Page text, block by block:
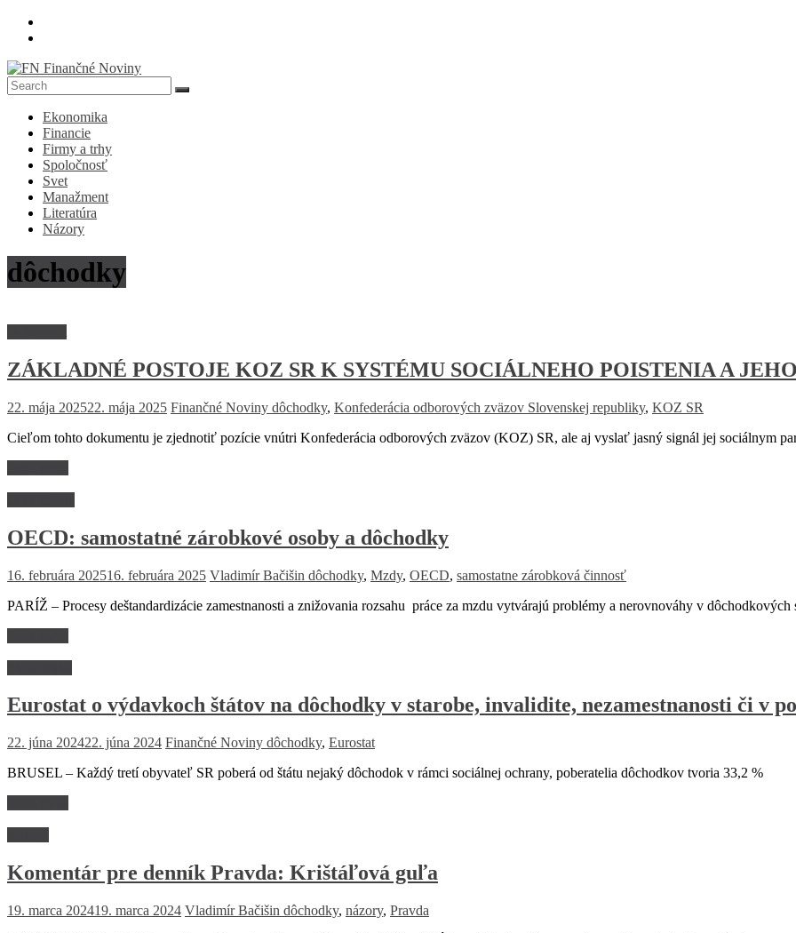
Skip
FN
Finančné
Noviny
Denník
ekonomike
spoločnosti
Ekonomika
Financie
Firmy a trhy
Spoločnosť
Svet
Manažment
Literatúra
Názory
dôchodky
ZÁKLADNÉ POSTOJE KOZ SR K SYSTÉMU SOCIÁLNEHO POISTENIA A
22. mája 202522. mája 2025 Finančné Noviny dôchodky, Konfederácia odborových zväzov Slovenskej republiky, KOZ SR
Cieľom tohto dokumentu je zjednotiť pozície vnútri Konfederácia odborových zväzov (KOZ) SR, ale aj vyslať jasný signál jej sociálnym
OECD: samostatné zárobkové osoby a dôchodky
16. februára 202516. februára 2025 Vladimír Bačišin dôchodky, Mzdy, OECD, samostatne zárobková činnosť
PARÍŽ – Procesy deštandardizácie zamestnanosti a znižovania rozsahu práce za mzdu vytvárajú problémy a nerovnováhy v dôchodkových
Eurostat o výdavkoch štátov na dôchodky v starobe, invalidite, nezamestnanosti či v
22. júna 202422. júna 2024 Finančné Noviny dôchodky, Eurostat
BRUSEL – Každý tretí obyvateľ SR poberá od štátu nejaký dôchodok v rámci sociálnej ochrany, poberatelia dôchodkov tvoria 33,2 %
Komentár pre denník Pravda: Krištáľová guľa
19. marca 202419. marca 2024 Vladimír Bačišin dôchodky, názory, Pravda